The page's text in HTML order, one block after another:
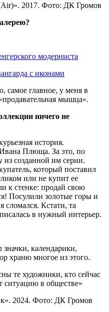
2017. Фото: ДК Громов
модерниста
с иконами
самое главное, у меня в
мышца».
ничего не
история.
Плюща. За это, по
из созданной им серии.
который поставил
или не купит ее
к стенке: продай свою
Посулили золотые горы и
Кстати, та
в нужный интерьер.
календарики,
храню многое из этого.
2024. Фото: ДК Громов